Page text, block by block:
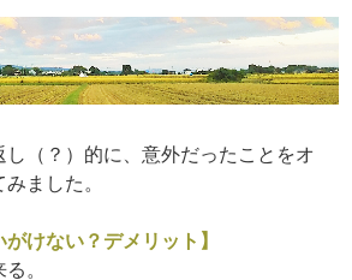
し（？）的に、意外だったことをオ
ました。
がけない？デメリット】
。